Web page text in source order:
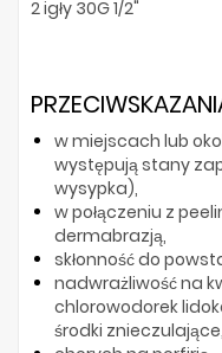
2 igły 30G 1/2"
w miejscach lub
występują stany
wysypka),
w połączeniu z
dermabrazją,
skłonność do
nadwrażliwość na
chlorowodorek
środki znieczulające,